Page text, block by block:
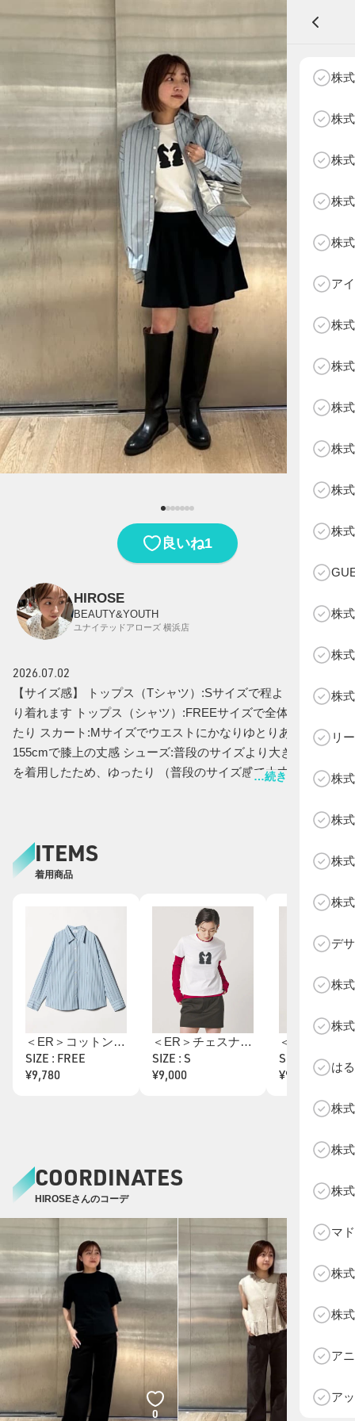
アパレル部門 物販部門 NEXT AGE
HOME
NEWS
ABOUT SOTY
投票方法
A
株
株
株
株
株
ア
株
株
株
株
株
株
株
株
株
リ
株
株
株
株
デ
株
株
は
株
株
株
マ
株
株
ア
ア
良いね1
HIROSE
BEAUTY&YOUTH
ユナイテッドアローズ 横浜店
2026.07.02
【サイズ感】 トップス（Tシャツ）:Sサイズで程よくすっき
り着れます トップス（シャツ）:FREEサイズで全体的にゆっ
たり スカート:Mサイズでウエストにかなりゆとりあり腰履き
155cmで膝上の丈感 シューズ:普段のサイズより大きいサイズ
を着用したため、ゆったり （普段のサイズ感で大丈夫かと思
います）ふかふかで履き心地も◎ 【コーディネートポイン
ト】 オーバーサイズのシャツにミニスカート、ロングブーツ
…続きを表示する
ITEMS
着用商品
＜ER＞コットンブレンド ストライプシャツ
SIZE : FREE
¥9,780
＜ER＞チェスナイトプリントTシャツ
SIZE : S
¥9,000
SIZE : M
¥9,800
COORDINATES
HIROSEさんのコーデ
0